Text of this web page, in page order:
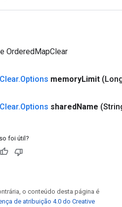
OrderedMapClear
Clear.Options memoryLimit
Clear.Options sharedName
foi útil?
o conteúdo desta página é
de atribuição 4.0 do Creative